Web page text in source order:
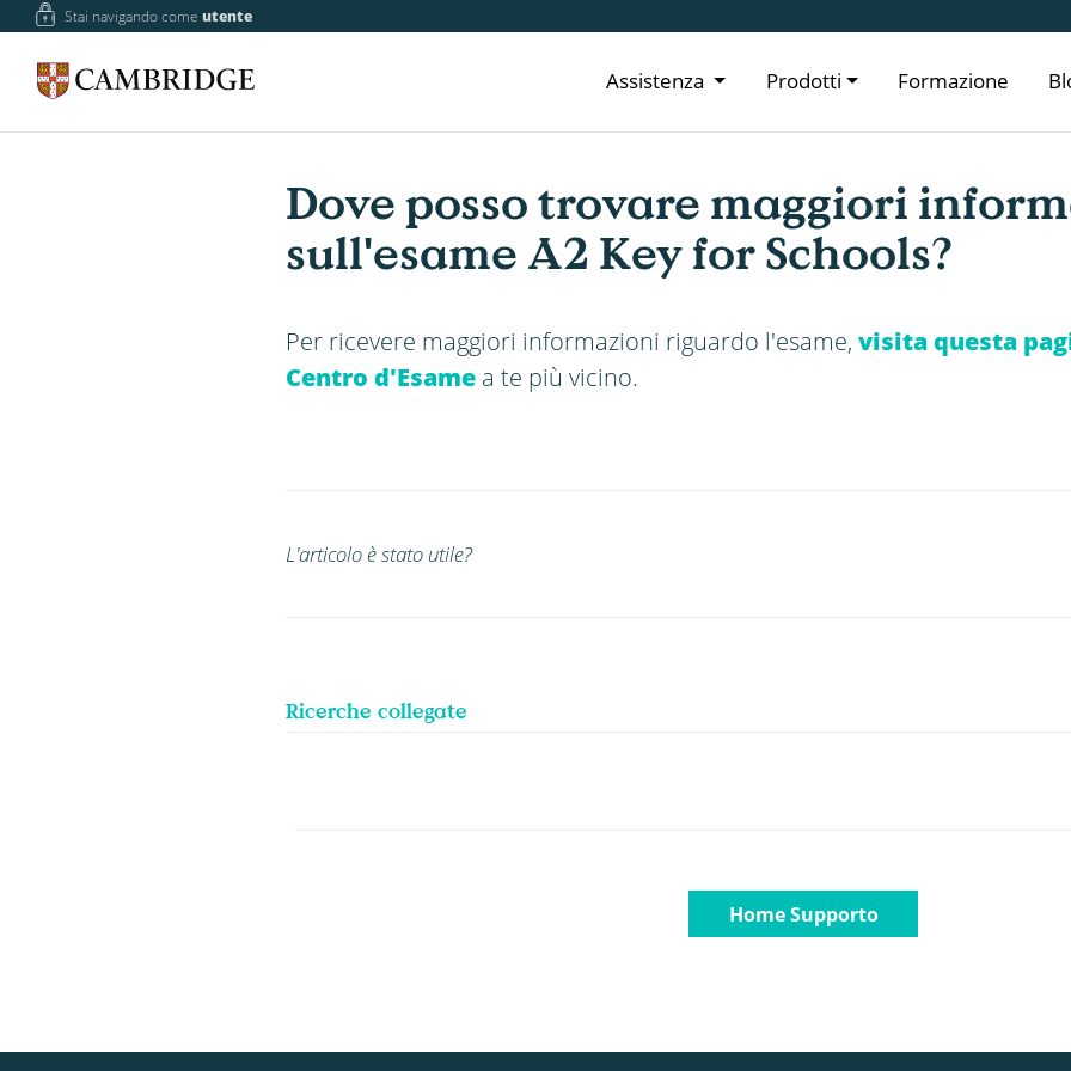
Stai navigando comeutente
Assistenza Prodotti Formazione
Dove posso trovare maggiori
sull'esame A2 Key for Schools?
Per ricevere maggiori informazioni riguardo l'esame, visita questa
Centro d'Esame a te più vicino.
L'articolo è stato utile?
Ricerche collegate
Home Supporto